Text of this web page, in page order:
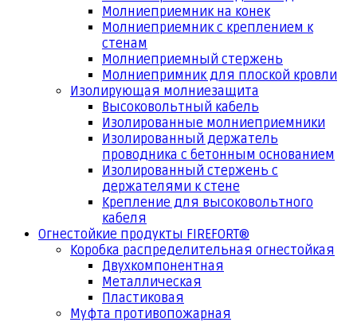
Молниеприемник на конек
Молниеприемник с креплением к
стенам
Молниеприемный стержень
Молниепримник для плоской кровли
Изолирующая молниезащита
Высоковольтный кабель
Изолированные молниеприемники
Изолированный держатель
проводника с бетонным основанием
Изолированный стержень с
держателями к стене
Крепление для высоковольтного
кабеля
Огнестойкие продукты FIREFORT®
Коробка распределительная огнестойкая
Двухкомпонентная
Металлическая
Пластиковая
Муфта противопожарная